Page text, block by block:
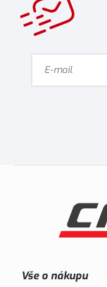
Vše o nákupu